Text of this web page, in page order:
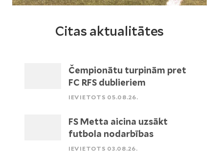
Citas aktualitātes
Čempionātu turpinām pret
FC RFS dublieriem
IEVIETOTS 05.08.26.
FS Metta aicina uzsākt
futbola nodarbības
IEVIETOTS 03.08.26.